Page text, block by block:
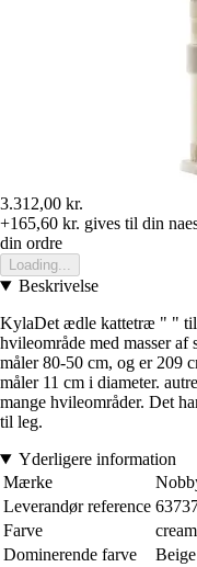
3.312,00 kr.
+165,60 kr. gives til din
din ordre
Loading...
Beskrivelse
KylaDet ædle kattetræ " "
hvileområde med masser af
måler 80-50 cm, og er 209
måler 11 cm i diameter.
mange hvileområder. Det
til leg.
Yderligere information
Mærke
Leverandør reference
Farve
cream
Dominerende farve
Beige